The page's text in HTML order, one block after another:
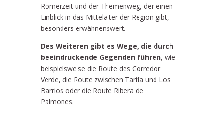
Römerzeit und der Themenweg, der einen
Einblick in das Mittelalter der Region gibt,
besonders erwähnenswert.
Des Weiteren gibt es Wege, die durch
beeindruckende Gegenden führen, wie
beispielsweise die Route des Corredor
Verde, die Route zwischen Tarifa und Los
Barrios oder die Route Ribera de
Palmones.